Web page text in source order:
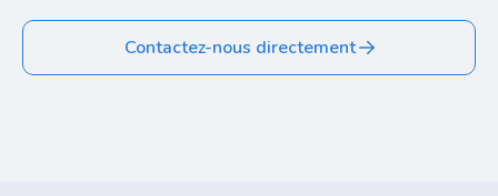
Contactez-nous directement